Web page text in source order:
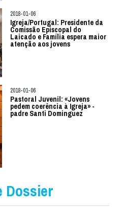
2018-01-06
Igreja/Portugal: Presidente da
Comissão Episcopal do
Laicado e Família espera maior
atenção aos jovens
2018-01-06
Pastoral Juvenil: «Jovens
pedem coerência à Igreja» -
padre Santi Dominguez